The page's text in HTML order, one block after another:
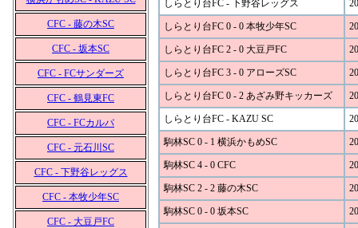
CFC - 藤の木SC
CFC - 坂本SC
CFC - FCサンダーズ
CFC - 鶴見東FC
CFC - FCカルパ
CFC - 元石川SC
CFC - 下野谷レッグス
CFC - 本牧少年SC
CFC - 大豆戸FC
しらとり台FC - 下野谷レッグス
しらとり台FC 0 - 0 本牧少年SC
しらとり台FC 2 - 0 大豆戸FC
しらとり台FC 3 - 0 アローズSC
しらとり台FC 0 - 2 あざみ野キッカーズ
しらとり台FC - KAZU SC
駒林SC 0 - 1 横浜かもめSC
駒林SC 4 - 0 CFC
駒林SC 2 - 2 藤の木SC
駒林SC 0 - 0 坂本SC